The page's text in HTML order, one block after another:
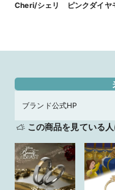
Cheri/シェリ ピンクダイヤ
ブランド公式HP
この商品を見ている